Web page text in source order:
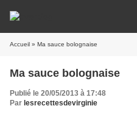
Accueil » Ma sauce bolognaise
Ma sauce bolognaise
Publié le 20/05/2013 à 17:48
Par lesrecettesdevirginie